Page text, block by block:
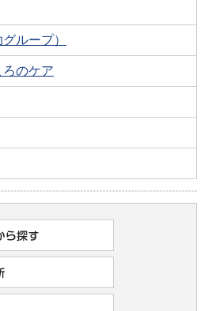
ループ）
のケア